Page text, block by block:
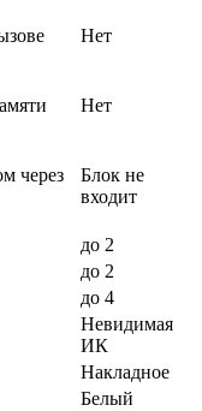
Нет
Нет
через
Блок не
входит
до 2
до 2
до 4
Невидимая
ИК
Накладное
Белый